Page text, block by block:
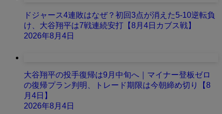
ドジャース4連敗はなぜ？初回3点が消えた5-10逆転負
け、大谷翔平は7戦連続安打【8月4日カブス戦】
2026年8月4日
大谷翔平の投手復帰は9月中旬へ｜マイナー登板ゼロ
の復帰プラン判明、トレード期限は今朝締め切り【8
月4日】
2026年8月4日